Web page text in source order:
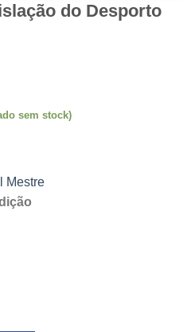
do Desporto
sem stock)
Mestre